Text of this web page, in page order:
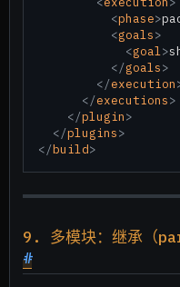
<phase>
<goals>
<goal>
</goals>
</execution
</executions>
</plugin>
</plugins>
</build>
9. 多模块：继承（
#